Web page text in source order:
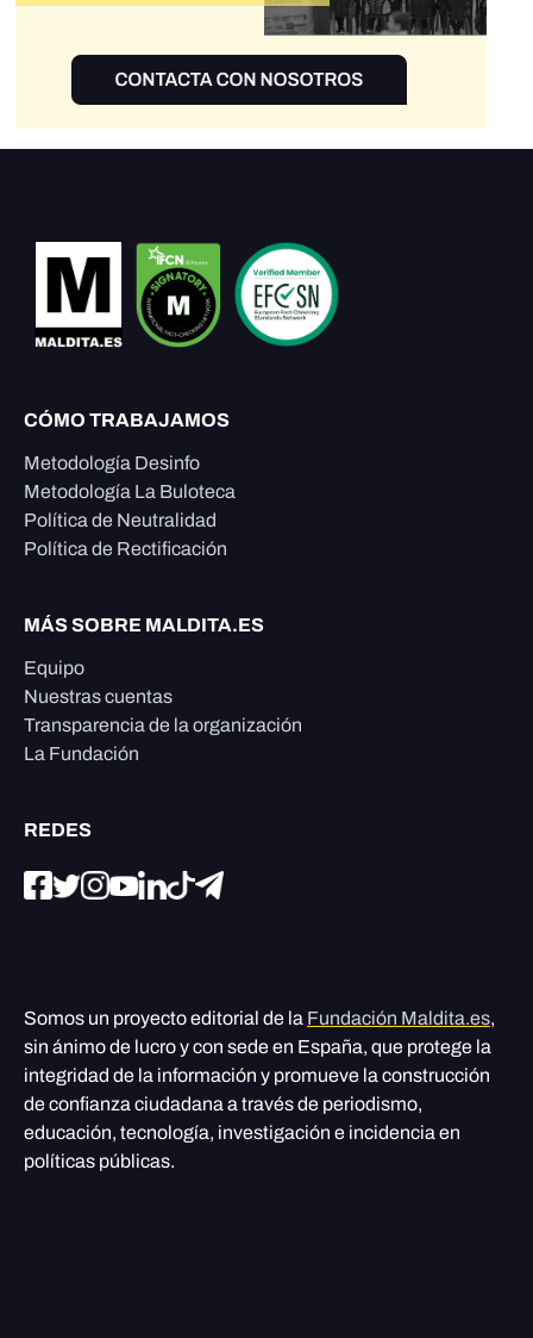
CÓMO TRABAJAMOS
Metodología Desinfo
Metodología La Buloteca
Política de Neutralidad
Política de Rectificación
MÁS SOBRE MALDITA.ES
Equipo
Nuestras cuentas
Transparencia de la organización
La Fundación
REDES
Somos un proyecto editorial de la Fundación Maldita.es,
sin ánimo de lucro y con sede en España, que protege la
integridad de la información y promueve la construcción
de confianza ciudadana a través de periodismo,
educación, tecnología, investigación e incidencia en
políticas públicas.